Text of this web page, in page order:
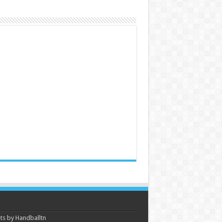
by Handballtn